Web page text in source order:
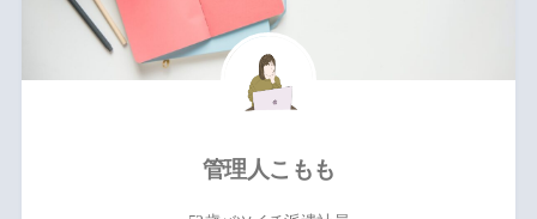
管理人こもも